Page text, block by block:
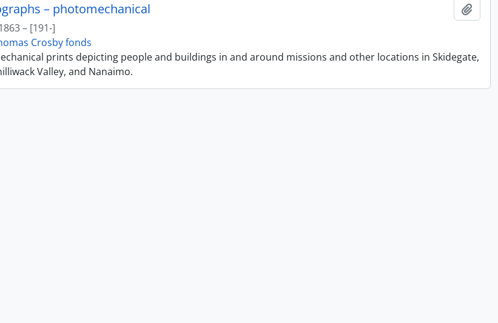
– photomechanical
– [191-]
Crosby fonds
prints depicting people and buildings in and around missions and other locations in Skidegate,
Valley, and Nanaimo.